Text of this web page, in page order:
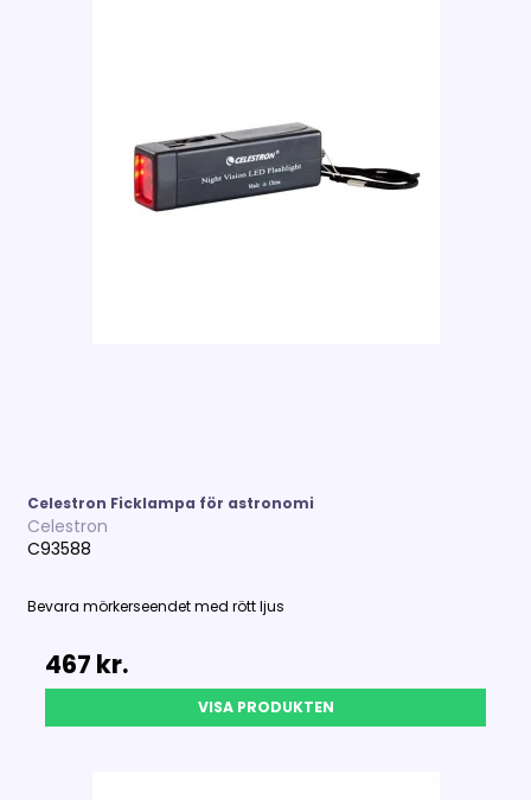
Celestron Ficklampa för astronomi
Celestron
C93588
Bevara mörkerseendet med rött ljus
467 kr.
VISA PRODUKTEN